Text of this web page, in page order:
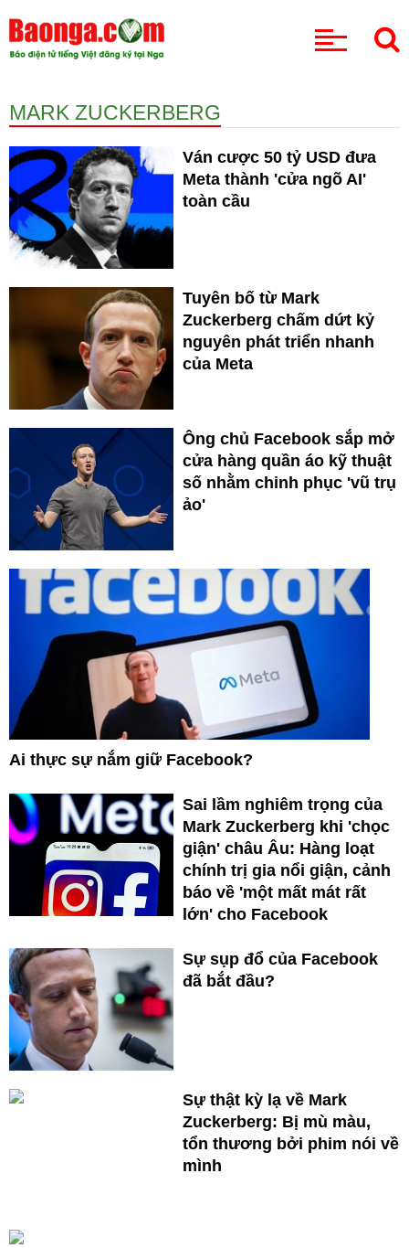
MARK ZUCKERBERG
Ván cược 50 tỷ USD đưa
Meta thành 'cửa ngõ AI'
toàn cầu
Tuyên bố từ Mark
Zuckerberg chấm dứt kỷ
nguyên phát triển nhanh
của Meta
Ông chủ Facebook sắp mở
cửa hàng quần áo kỹ thuật
số nhằm chinh phục 'vũ trụ
ảo'
Ai thực sự nắm giữ Facebook?
Sai lầm nghiêm trọng của
Mark Zuckerberg khi 'chọc
giận' châu Âu: Hàng loạt
chính trị gia nổi giận, cảnh
báo về 'một mất mát rất
lớn' cho Facebook
Sự sụp đổ của Facebook
đã bắt đầu?
Sự thật kỳ lạ về Mark
Zuckerberg: Bị mù màu,
tổn thương bởi phim nói về
mình